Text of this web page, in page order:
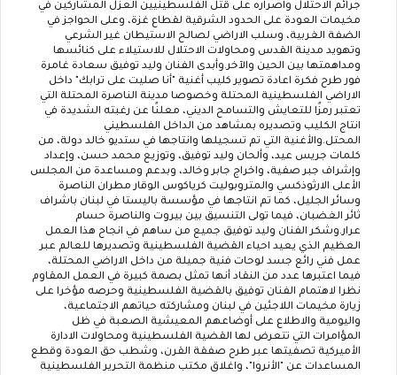
جرائم الاحتلال واصراره على قتل الفلسطينيين العزل المشاركين في
مخيمات العودة على الحدود الشرقية لقطاع غزة، وعلى الحواجز في
الضفة الغربية، وسلب الاراضي لصالح الاستيطان غير الشرعي
وتهويد مدينة القدس ومحاولات الاحتلال للاستيلاء على كنائسها
ومداهمتها بين الحين والآخر.وأبدى الفنان وليد توفيق سعادة غامرة
فور طرح فكرة اعادة تصوير كليب أغنية "أنا صليت على ترابك" داخل
الاراضي الفلسطينية المحتلة وخصوصا مدينة الناصرة المحتلة التي
تعتبر رمزًا للتعايش والتسامح الديني، معلنًا عن رغبته الشديدة في
انتاج الكليب وتصديره بمشاهد من الداخل الفلسطيني
المحتل.والأغنية التي تم تسجيلها وانتاجها في ستديو خالد دولة، من
كلمات جريس عيد، وألحان وليد توفيق، وتوزيع محمد حسن، وإعداد
وإشراف جبر صفية، واخراج جابر وخالد، وبدعم ومساعدة من المجلس
الأعلى الارثوذكسي والمتروبوليت كرياكوس الوقار مطران الناصرة
وسائر الجليل، كما تم انتاجها في مؤسسة باليستا في لبنان باشراف
ثائر الغضبان، فيما تولى التنسيق بين بيروت والناصرة حسام
عرار.وشكر الفنان وليد توفيق جميع من ساهم في انجاح هذا العمل
العظيم الذي يعيد احياء القضية الفلسطينية وتصديرها للعالم عبر
عمل فني رائع جسد لوحات فنية جميلة من داخل الاراضي المحتلة،
فيما اعتبرها عدد من النقاد أنها تمثل بصمة كبيرة في العمل المقاوم
نظرا لاهتمام الفنان توفيق بالقضية الفلسطينية وحرصه مؤخرا على
زيارة مخيمات اللاجئين في لبنان ومشاركته حياتهم الاجتماعية،
واليومية والاطلاع على أوضاعهم المعيشية الصعبة في ظل
المؤامرات التي تتعرض لها القضية الفلسطينية ومحاولات الادارة
الأميركية تصفيتها عبر طرح صفقة القرن، وشطب حق العودة وقطع
المساعدات عن "الأنروا"، واغلاق مكتب منظمة التحرير الفلسطينية